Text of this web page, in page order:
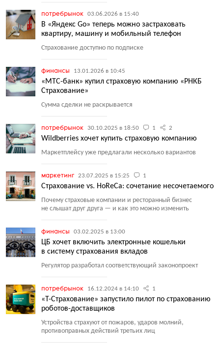
потребрынок 03.06.2026 в 15:40
В «Яндекс Go» теперь можно застраховать
квартиру, машину и мобильный телефон
Страхование доступно по подписке
финансы 13.01.2026 в 10:45
«МТС-банк» купил страховую компанию «РНКБ
Страхование»
Сумма сделки не раскрывается
потребрынок 30.10.2025 в 18:50 1 2
Wildberries хочет купить страховую компанию
Маркетплейсу уже предлагали несколько вариантов
маркетинг 23.07.2025 в 15:25 1
Страхование vs. HoReCa: сочетание несочетаемого
Почему страховые компании и ресторанный бизнес
не слышат друг друга — и как это можно изменить
финансы 03.02.2025 в 13:00
ЦБ хочет включить электронные кошельки
в систему страхования вкладов
Регулятор разработал соответствующий законопроект
потребрынок 16.12.2024 в 14:10 1
«Т-Страхование» запустило пилот по страхованию
роботов-доставщиков
Устройства страхуют от пожаров, ударов молний,
противоправных действий третьих лиц